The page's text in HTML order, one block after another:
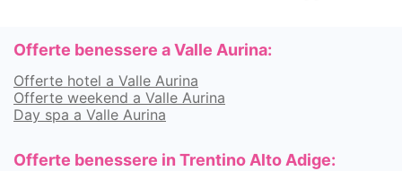
Offerte benessere a Valle Aurina:
Offerte hotel a Valle Aurina
Offerte weekend a Valle Aurina
Day spa a Valle Aurina
Offerte benessere in Trentino Alto Adige: